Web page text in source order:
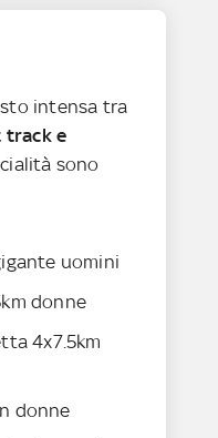
intensa tra
track e
sono
uomini
donne
4x7.5km
donne